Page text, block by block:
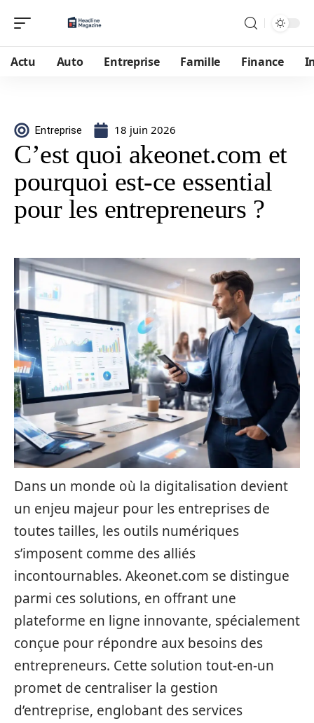
Actu Auto Entreprise Famille Finance
Entreprise 18 juin 2026
C’est quoi akeonet.com et
pourquoi est-ce essential
pour les entrepreneurs ?
Dans un monde où la digitalisation devient
un enjeu majeur pour les entreprises de
toutes tailles, les outils numériques
s’imposent comme des alliés
incontournables. Akeonet.com se distingue
parmi ces solutions, en offrant une
plateforme en ligne innovante, spécialement
conçue pour répondre aux besoins des
entrepreneurs. Cette solution tout-en-un
promet de centraliser la gestion
d’entreprise, englobant des services